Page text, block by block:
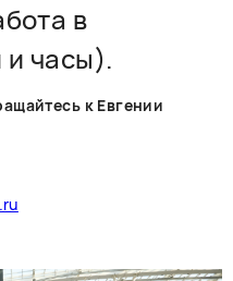
в
часы).
к Евгении